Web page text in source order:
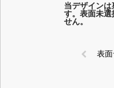
当デザインは
す。表面未選
せん。
表